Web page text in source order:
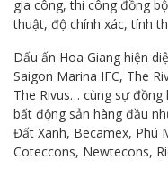
gia công, thi công đồng
thuật, độ chính xác, tính
Dấu ấn Hoa Giang hiện
Saigon Marina IFC, The
The Rivus… cùng sự
bất động sản hàng đầu
Đất Xanh, Becamex, Phú
Coteccons, Newtecons,